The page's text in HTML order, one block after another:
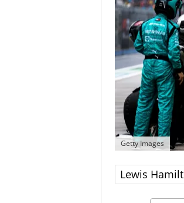
Getty Images
Lewis